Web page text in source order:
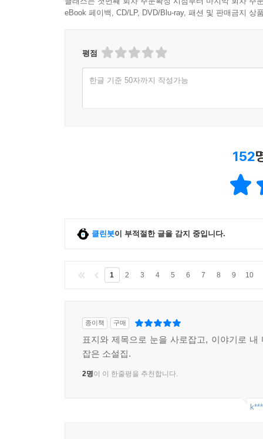
eBook 페이백, CD/LP, DVD/Blu-ray, 패션 및 판매금지 상
평점
한글 기준 50자까지 작성가능
152
클린봇이 부적절한 글을 감지 중입니다.
1 2 3 4 5 6 7 8 9 10
종이책 구매
표지와 제목으로 눈을 사로잡고, 이야기로 내
잡은 소설집.
2명이 이 한줄평을 추천합니다.